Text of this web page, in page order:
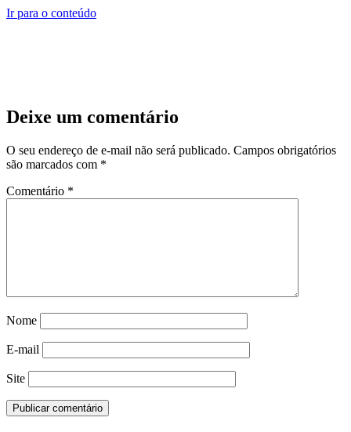
Ir para o conteúdo
Deixe um comentário
O seu endereço de e-mail não será publicado. Campos obrigatórios
são marcados com *
Comentário *
Nome
E-mail
Site